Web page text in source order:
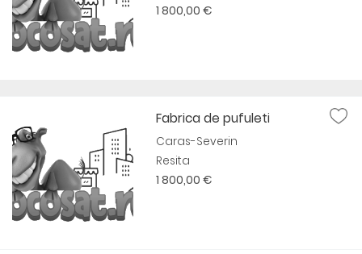
1 800,00 €
Fabrica de pufuleti
Caras-Severin
Resita
1 800,00 €